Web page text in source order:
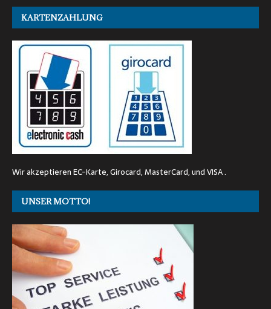
KARTENZAHLUNG
Wir akzeptieren EC-Karte, Girocard, MasterCard, und VISA .
UNSER MOTTO!